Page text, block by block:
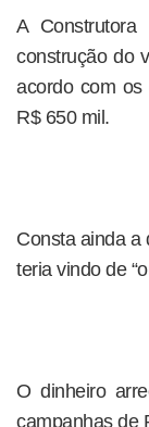
A Construtora
construção do
acordo com os
R$ 650 mil.
Consta ainda a
teria vindo de
O dinheiro
campanhas de